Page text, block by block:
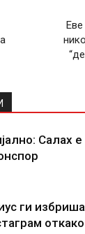
Салах е
ги